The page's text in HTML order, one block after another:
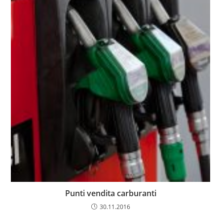
Punti vendita carburanti
30.11.2016